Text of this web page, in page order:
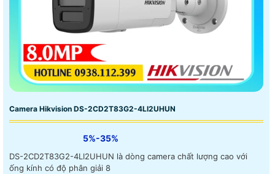
Camera Hikvision DS-2CD2T83G2-4LI2UHUN
5%-35%
DS-2CD2T83G2-4LI2UHUN là dòng camera chất lượng cao với
ống kính có độ phân giải 8